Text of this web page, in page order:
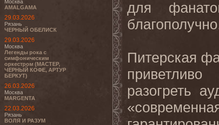
Москва
AMALGAMA
29.03.2026
Рязань
ЧЕРНЫЙ ОБЕЛИСК
29.03.2026
Москва
Легенды рока с
симфоническим
оркестром (МАСТЕР,
ЧЕРНЫЙ КОФЕ, АРТУР
БЕРКУТ)
26.03.2026
Москва
MARGENTA
22.03.2026
Рязань
ВОЛЯ И РАЗУМ
для
Питерская
разогреть